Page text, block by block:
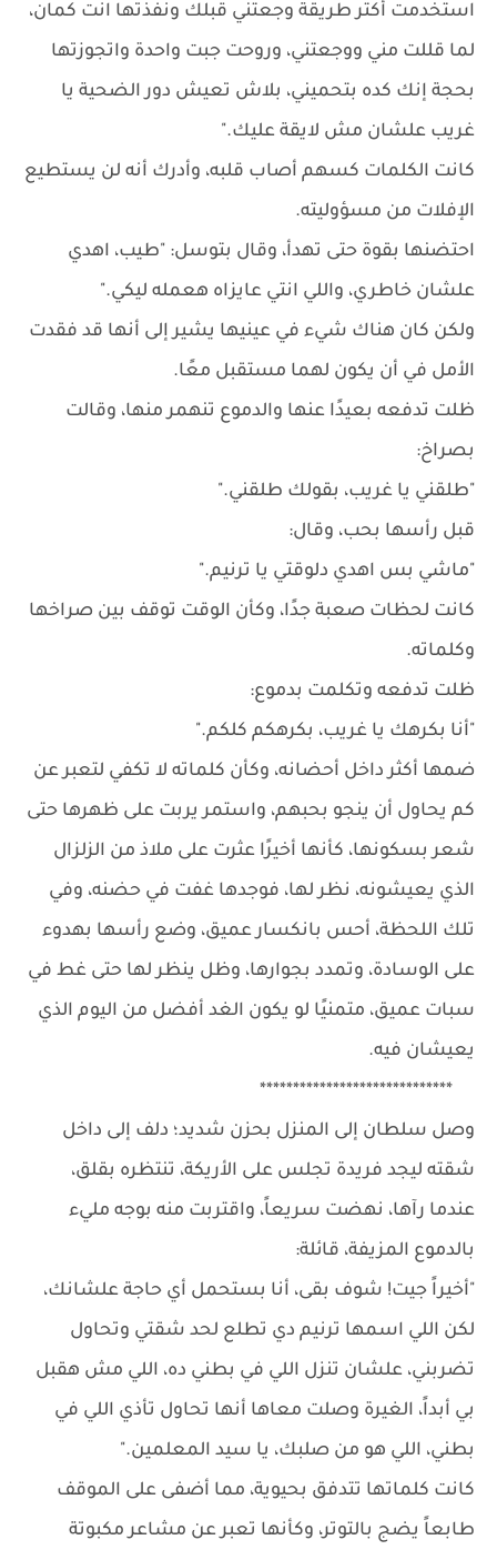
استخدمت أكتر طريقة وجعتني قبلك ونفذتها انت كمان،
لما قللت مني ووجعتني، وروحت جبت واحدة واتجوزتها
بحجة إنك كده بتحميني، بلاش تعيش دور الضحية يا
غريب علشان مش لايقة عليك."
كانت الكلمات كسهم أصاب قلبه، وأدرك أنه لن يستطيع
الإفلات من مسؤوليته.
احتضنها بقوة حتى تهدأ، وقال بتوسل: "طيب، اهدي
علشان خاطري، واللي انتي عايزاه هعمله ليكي."
ولكن كان هناك شيء في عينيها يشير إلى أنها قد فقدت
الأمل في أن يكون لهما مستقبل معًا.
ظلت تدفعه بعيدًا عنها والدموع تنهمر منها، وقالت
بصراخ:
"طلقني يا غريب، بقولك طلقني."
قبل رأسها بحب، وقال:
"ماشي بس اهدي دلوقتي يا ترنيم."
كانت لحظات صعبة جدًا، وكأن الوقت توقف بين صراخها
وكلماته.
ظلت تدفعه وتكلمت بدموع:
"أنا بكرهك يا غريب، بكرهكم كلكم."
ضمها أكثر داخل أحضانه، وكأن كلماته لا تكفي لتعبر عن
كم يحاول أن ينجو بحبهم، واستمر يربت على ظهرها حتى
شعر بسكونها، كأنها أخيرًا عثرت على ملاذ من الزلزال
الذي يعيشونه، نظر لها، فوجدها غفت في حضنه، وفي
تلك اللحظة، أحس بانكسار عميق، وضع رأسها بهدوء
على الوسادة، وتمدد بجوارها، وظل ينظر لها حتى غط في
سبات عميق، متمنيًا لو يكون الغد أفضل من اليوم الذي
يعيشان فيه.
*****************************
وصل سلطان إلى المنزل بحزن شديد؛ دلف إلى داخل
شقته ليجد فريدة تجلس على الأريكة، تنتظره بقلق،
عندما رآها، نهضت سريعاً، واقتربت منه بوجه مليء
بالدموع المزيفة، قائلة:
"أخيراً جيت! شوف بقى، أنا بستحمل أي حاجة علشانك،
لكن اللي اسمها ترنيم دي تطلع لحد شقتي وتحاول
تضربني، علشان تنزل اللي في بطني ده، اللي مش هقبل
بي أبداً، الغيرة وصلت معاها أنها تحاول تأذي اللي في
بطني، اللي هو من صلبك، يا سيد المعلمين."
كانت كلماتها تتدفق بحيوية، مما أضفى على الموقف
طابعاً يضج بالتوتر، وكأنها تعبر عن مشاعر مكبوتة